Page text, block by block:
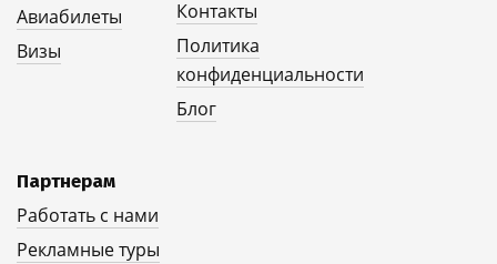
Авиабилеты
Визы
Контакты
Политика
конфиденциальности
Блог
Партнерам
Работать с нами
Рекламные туры